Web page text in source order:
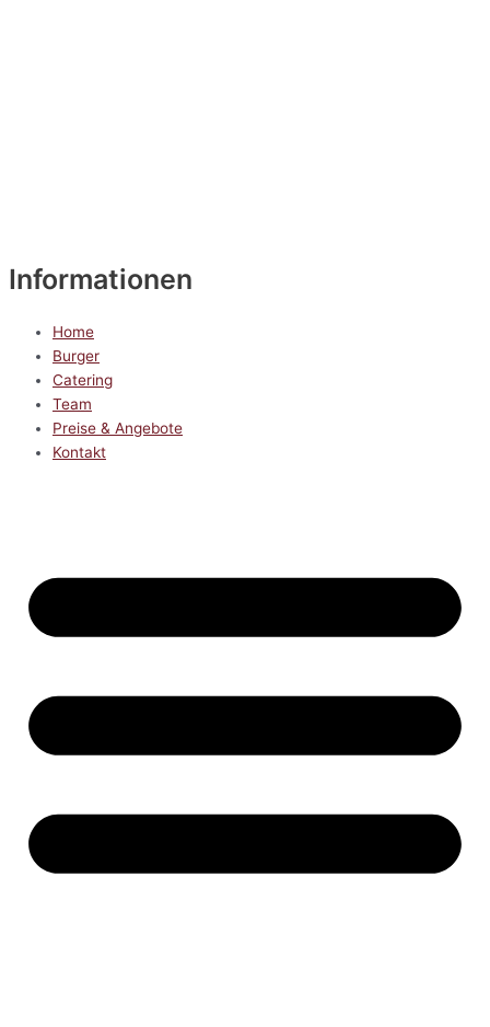
Informationen
Home
Burger
Catering
Team
Preise & Angebote
Kontakt